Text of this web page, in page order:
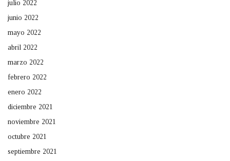
julio 2022
junio 2022
mayo 2022
abril 2022
marzo 2022
febrero 2022
enero 2022
diciembre 2021
noviembre 2021
octubre 2021
septiembre 2021